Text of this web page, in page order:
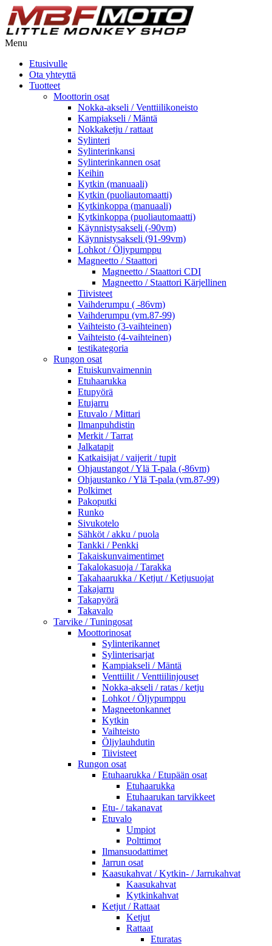
Menu
Etusivulle
Ota yhteyttä
Tuotteet
Moottorin osat
Nokka-akseli / Venttiilikoneisto
Kampiakseli / Mäntä
Nokkaketju / rattaat
Sylinteri
Sylinterinkansi
Sylinterinkannen osat
Keihin
Kytkin (manuaali)
Kytkin (puoliautomaatti)
Kytkinkoppa (manuaali)
Kytkinkoppa (puoliautomaatti)
Käynnistysakseli (-90vm)
Käynnistysakseli (91-99vm)
Lohkot / Öljypumppu
Magneetto / Staattori
Magneetto / Staattori CDI
Magneetto / Staattori Kärjellinen
Tiivisteet
Vaihderumpu ( -86vm)
Vaihderumpu (vm.87-99)
Vaihteisto (3-vaihteinen)
Vaihteisto (4-vaihteinen)
testikategoria
Rungon osat
Etuiskunvaimennin
Etuhaarukka
Etupyörä
Etujarru
Etuvalo / Mittari
Ilmanpuhdistin
Merkit / Tarrat
Jalkatapit
Katkaisijat / vaijerit / tupit
Ohjaustangot / Ylä T-pala (-86vm)
Ohjaustanko / Ylä T-pala (vm.87-99)
Polkimet
Pakoputki
Runko
Sivukotelo
Sähköt / akku / puola
Tankki / Penkki
Takaiskunvaimentimet
Takalokasuoja / Tarakka
Takahaarukka / Ketjut / Ketjusuojat
Takajarru
Takapyörä
Takavalo
Tarvike / Tuningosat
Moottorinosat
Sylinterikannet
Sylinterisarjat
Kampiakseli / Mäntä
Venttiilit / Venttiilinjouset
Nokka-akseli / ratas / ketju
Lohkot / Öljypumppu
Magneetonkannet
Kytkin
Vaihteisto
Öljylauhdutin
Tiivisteet
Rungon osat
Etuhaarukka / Etupään osat
Etuhaarukka
Etuhaarukan tarvikkeet
Etu- / takanavat
Etuvalo
Umpiot
Polttimot
Ilmansuodattimet
Jarrun osat
Kaasukahvat / Kytkin- / Jarrukahvat
Kaasukahvat
Kytkinkahvat
Ketjut / Rattaat
Ketjut
Rattaat
Eturatas